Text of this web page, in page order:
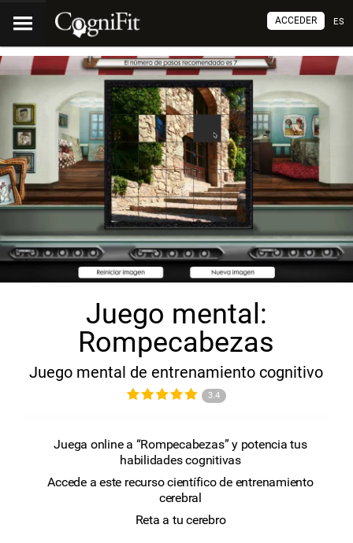
ES
ACCEDER
Juego mental:
Rompecabezas
Juego mental de entrenamiento cognitivo
3.4
Juega online a “Rompecabezas” y potencia tus
habilidades cognitivas
Accede a este recurso científico de entrenamiento
cerebral
Reta a tu cerebro